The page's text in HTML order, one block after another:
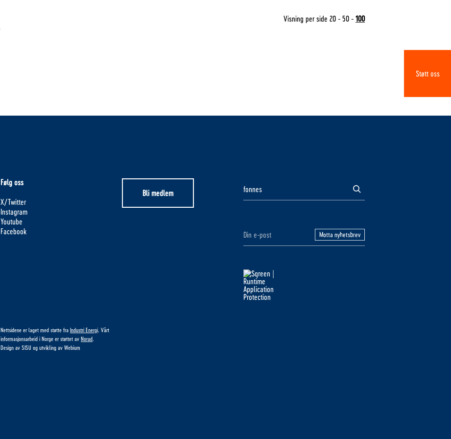
Støtt oss
Visning per side 20 - 50 - 100
Følg oss
X/Twitter
Instagram
Youtube
Facebook
Bli medlem
Motta nyhetsbrev
Nettsidene er laget med støtte fra Industri Energi. Vårt
informasjonsarbeid i Norge er støttet av Norad.
Design av SISU og utvikling av Webium